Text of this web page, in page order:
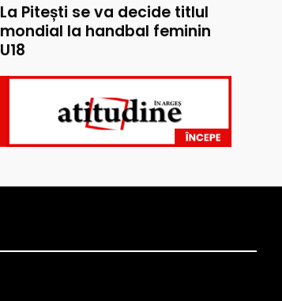
La Pitești se va decide titlul
mondial la handbal feminin
U18